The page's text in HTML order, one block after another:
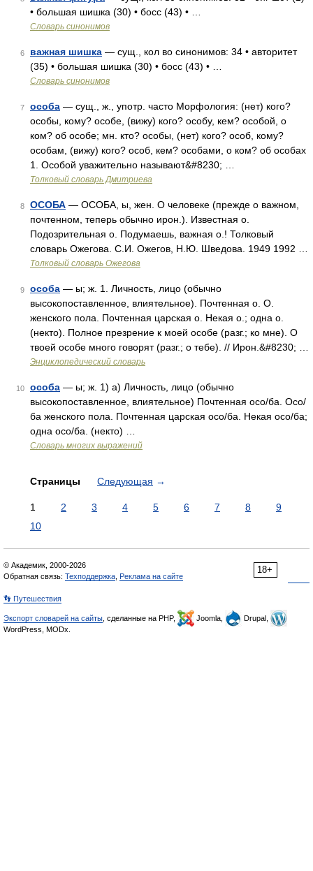
• большая шишка (30) • босс (43) • …
Словарь синонимов
6 важная шишка — сущ., кол во синонимов: 34 • авторитет
(35) • большая шишка (30) • босс (43) • …
Словарь синонимов
7 особа — сущ., ж., употр. часто Морфология: (нет) кого?
особы, кому? особе, (вижу) кого? особу, кем? особой, о
ком? об особе; мн. кто? особы, (нет) кого? особ, кому?
особам, (вижу) кого? особ, кем? особами, о ком? об особах
1. Особой уважительно называют&#8230; …
Толковый словарь Дмитриева
8 ОСОБА — ОСОБА, ы, жен. О человеке (прежде о важном,
почтенном, теперь обычно ирон.). Известная о.
Подозрительная о. Подумаешь, важная о.! Толковый
словарь Ожегова. С.И. Ожегов, Н.Ю. Шведова. 1949 1992 …
Толковый словарь Ожегова
9 особа — ы; ж. 1. Личность, лицо (обычно
высокопоставленное, влиятельное). Почтенная о. О.
женского пола. Почтенная царская о. Некая о.; одна о.
(некто). Полное презрение к моей особе (разг.; ко мне). О
твоей особе много говорят (разг.; о тебе). // Ирон.&#8230; …
Энциклопедический словарь
10 особа — ы; ж. 1) а) Личность, лицо (обычно
высокопоставленное, влиятельное) Почтенная осо/ба. Осо/
ба женского пола. Почтенная царская осо/ба. Некая осо/ба;
одна осо/ба. (некто) …
Словарь многих выражений
Страницы Следующая →
1 2 3 4 5 6 7 8
9
10
18+
© Академик, 2000-2026
Обратная связь: Техподдержка Реклама на сайте
👣 Путешествия
Экспорт словарей на сайты , сделанные на PHP, Joomla,
Drupal,
WordPress, MODx.